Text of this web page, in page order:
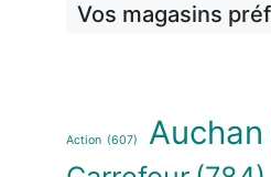
Vos magasins
Action (607) Auchan